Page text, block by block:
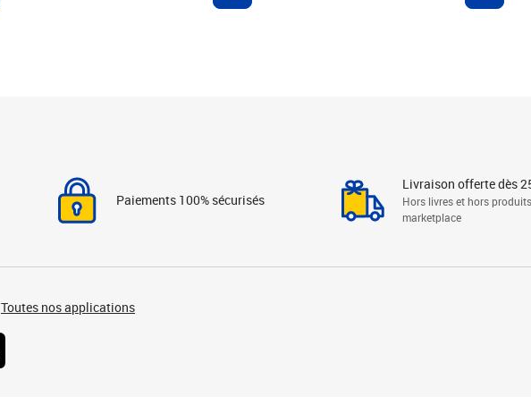
Paiements 100% sécurisés
Livraison offerte dès
Hors livres et hors produits
marketplace
Toutes nos applications